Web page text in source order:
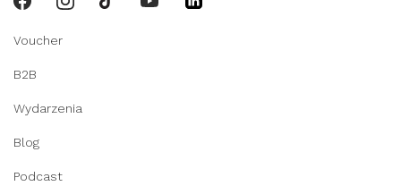
Voucher
B2B
Wydarzenia
Blog
Podcast